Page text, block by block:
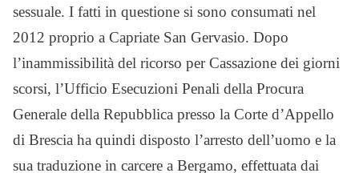
sessuale. I fatti in questione si sono consumati nel
2012 proprio a Capriate San Gervasio. Dopo
l’inammissibilità del ricorso per Cassazione dei giorni
scorsi, l’Ufficio Esecuzioni Penali della Procura
Generale della Repubblica presso la Corte d’Appello
di Brescia ha quindi disposto l’arresto dell’uomo e la
sua traduzione in carcere a Bergamo, effettuata dai